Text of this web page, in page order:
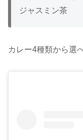
ジャスミン茶
カレー4種類から選